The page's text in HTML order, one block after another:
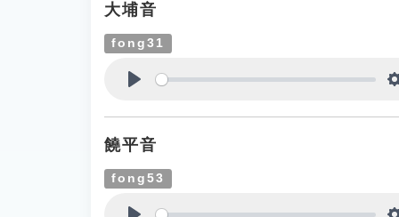
大埔音
fong31
饒平音
fong53